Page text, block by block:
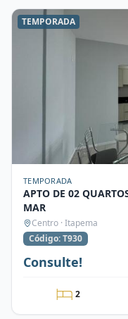
TEMPORADA
TEMPORADA
APTO DE 02
MAR
Centro · Itapema
Código: T930
Consulte!
2